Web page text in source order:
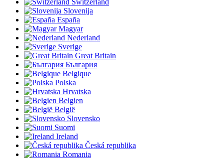
Switzerland
Slovenija
España
Magyar
Nederland
Sverige
Great Britain
България
Belgique
Polska
Hrvatska
Belgien
België
Slovensko
Suomi
Ireland
Česká republika
Romania